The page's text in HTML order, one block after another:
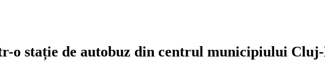
o stație de autobuz din centrul municipiului Cluj-